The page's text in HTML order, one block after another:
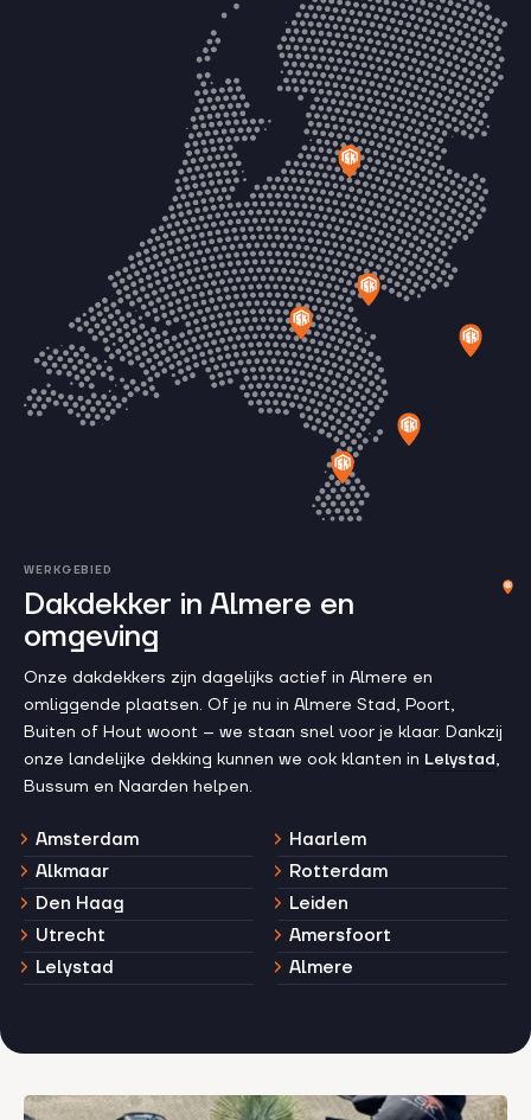
WERKGEBIED
Dakdekker in Almere en
omgeving
Onze dakdekkers zijn dagelijks actief in Almere en
omliggende plaatsen. Of je nu in Almere Stad, Poort,
Buiten of Hout woont – we staan snel voor je klaar. Dankzij
onze landelijke dekking kunnen we ook klanten in Lelystad,
Bussum en Naarden helpen.
Amsterdam
Haarlem
Alkmaar
Rotterdam
Den Haag
Leiden
Utrecht
Amersfoort
Lelystad
Almere